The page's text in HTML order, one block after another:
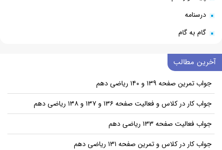
درسنامه
گام به گام
آخرین مطالب
جواب تمرین صفحه ۱۳۹ و ۱۴۰ ریاضی دهم
جواب کار در کلاس و فعالیت صفحه ۱۳۶ و ۱۳۷ و ۱۳۸ ریاضی دهم
جواب فعالیت صفحه ۱۳۳ ریاضی دهم
جواب کار در کلاس و تمرین صفحه ۱۳۱ ریاضی دهم